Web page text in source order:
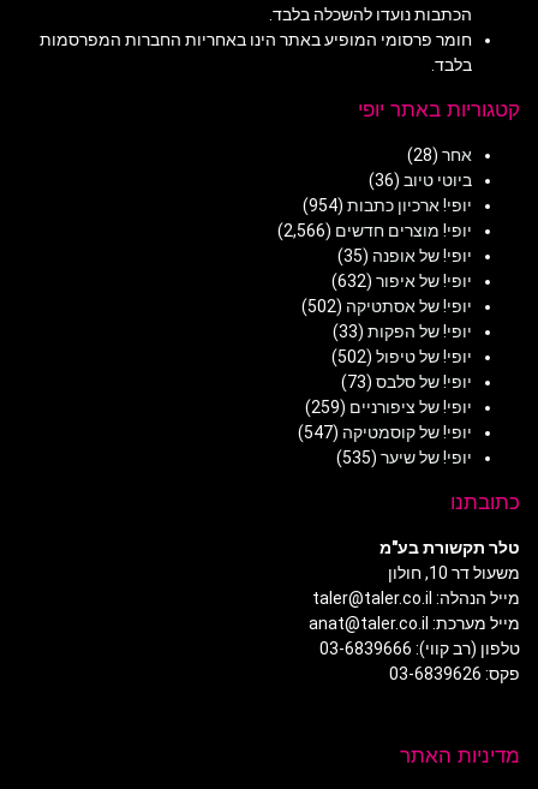
הכתבות נועדו להשכלה בלבד.
חומר פרסומי המופיע באתר הינו באחריות החברות המפרסמות
בלבד.
קטגוריות באתר יופי
אחר (28)
ביוטי טיוב (36)
יופי! ארכיון כתבות (954)
יופי! מוצרים חדשים (2,566)
יופי! של אופנה (35)
יופי! של איפור (632)
יופי! של אסתטיקה (502)
יופי! של הפקות (33)
יופי! של טיפול (502)
יופי! של סלבס (73)
יופי! של ציפורניים (259)
יופי! של קוסמטיקה (547)
יופי! של שיער (535)
כתובתנו
טלר תקשורת בע"מ
משעול דר 10, חולון
מייל הנהלה: taler@taler.co.il
מייל מערכת: anat@taler.co.il
טלפון (רב קווי): 03-6839666
פקס: 03-6839626
מדיניות האתר